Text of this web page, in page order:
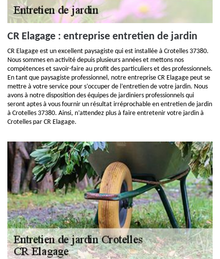
CR Elagage : entreprise entretien de jardin
CR Elagage est un excellent paysagiste qui est installée à Crotelles 37380.
Nous sommes en activité depuis plusieurs années et mettons nos
compétences et savoir-faire au profit des particuliers et des professionnels.
En tant que paysagiste professionnel, notre entreprise CR Elagage peut se
mettre à votre service pour s’occuper de l’entretien de votre jardin. Nous
avons à notre disposition des équipes de jardiniers professionnels qui
seront aptes à vous fournir un résultat irréprochable en entretien de jardin
à Crotelles 37380. Ainsi, n’attendez plus à faire entretenir votre jardin à
Crotelles par CR Elagage.